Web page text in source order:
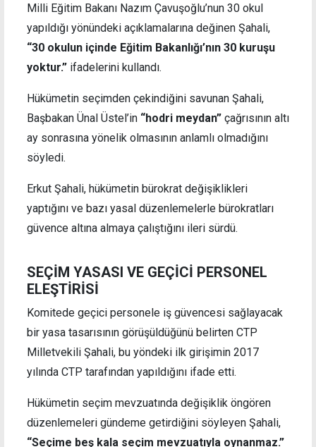
Milli Eğitim Bakanı Nazım Çavuşoğlu’nun 30 okul
yapıldığı yönündeki açıklamalarına değinen Şahali,
“30 okulun içinde Eğitim Bakanlığı’nın 30 kuruşu
yoktur.” ifadelerini kullandı.
Hükümetin seçimden çekindiğini savunan Şahali,
Başbakan Ünal Üstel’in “hodri meydan” çağrısının altı
ay sonrasına yönelik olmasının anlamlı olmadığını
söyledi.
Erkut Şahali, hükümetin bürokrat değişiklikleri
yaptığını ve bazı yasal düzenlemelerle bürokratları
güvence altına almaya çalıştığını ileri sürdü.
SEÇİM YASASI VE GEÇİCİ PERSONEL
ELEŞTİRİSİ
Komitede geçici personele iş güvencesi sağlayacak
bir yasa tasarısının görüşüldüğünü belirten CTP
Milletvekili Şahali, bu yöndeki ilk girişimin 2017
yılında CTP tarafından yapıldığını ifade etti.
Hükümetin seçim mevzuatında değişiklik öngören
düzenlemeleri gündeme getirdiğini söyleyen Şahali,
“Seçime beş kala seçim mevzuatıyla oynanmaz.”